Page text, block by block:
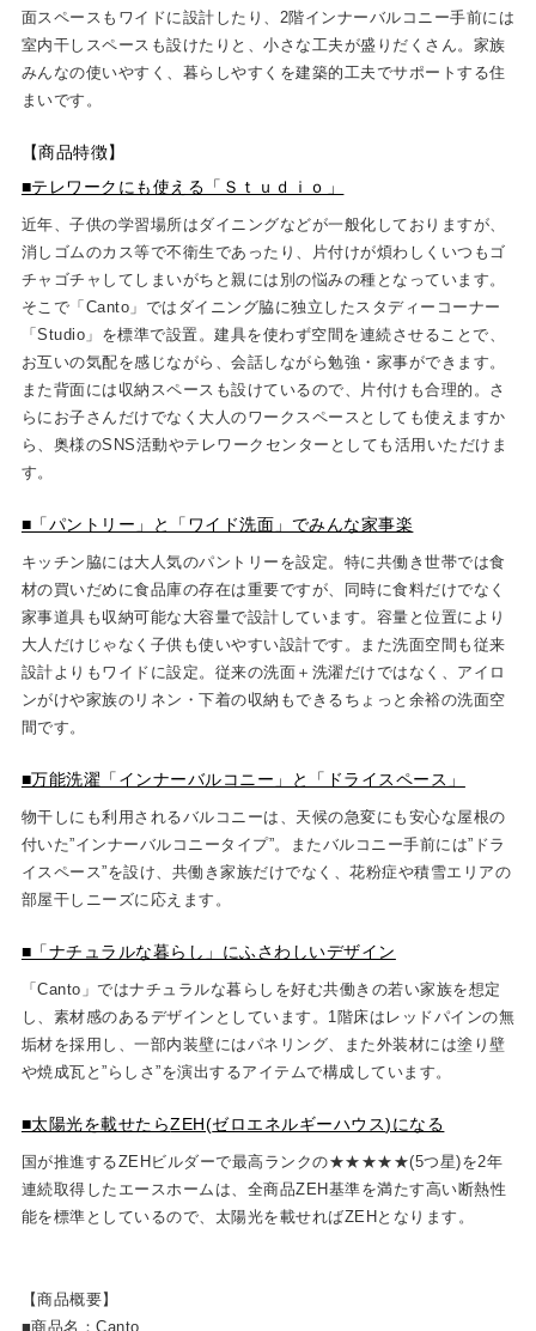
面スペースもワイドに設計したり、2階インナーバルコニー手前には
室内干しスペースも設けたりと、小さな工夫が盛りだくさん。家族
みんなの使いやすく、暮らしやすくを建築的工夫でサポートする住
まいです。
【商品特徴】
■テレワークにも使える「Ｓｔｕｄｉｏ」
近年、子供の学習場所はダイニングなどが一般化しておりますが、
消しゴムのカス等で不衛生であったり、片付けが煩わしくいつもゴ
チャゴチャしてしまいがちと親には別の悩みの種となっています。
そこで「Canto」ではダイニング脇に独立したスタディーコーナー
「Studio」を標準で設置。建具を使わず空間を連続させることで、
お互いの気配を感じながら、会話しながら勉強・家事ができます。
また背面には収納スペースも設けているので、片付けも合理的。さ
らにお子さんだけでなく大人のワークスペースとしても使えますか
ら、奥様のSNS活動やテレワークセンターとしても活用いただけま
す。
■「パントリー」と「ワイド洗面」でみんな家事楽
キッチン脇には大人気のパントリーを設定。特に共働き世帯では食
材の買いだめに食品庫の存在は重要ですが、同時に食料だけでなく
家事道具も収納可能な大容量で設計しています。容量と位置により
大人だけじゃなく子供も使いやすい設計です。また洗面空間も従来
設計よりもワイドに設定。従来の洗面＋洗濯だけではなく、アイロ
ンがけや家族のリネン・下着の収納もできるちょっと余裕の洗面空
間です。
■万能洗濯「インナーバルコニー」と「ドライスペース」
物干しにも利用されるバルコニーは、天候の急変にも安心な屋根の
付いた”インナーバルコニータイプ”。またバルコニー手前には”ドラ
イスペース”を設け、共働き家族だけでなく、花粉症や積雪エリアの
部屋干しニーズに応えます。
■「ナチュラルな暮らし」にふさわしいデザイン
「Canto」ではナチュラルな暮らしを好む共働きの若い家族を想定
し、素材感のあるデザインとしています。1階床はレッドパインの無
垢材を採用し、一部内装壁にはパネリング、また外装材には塗り壁
や焼成瓦と”らしさ”を演出するアイテムで構成しています。
■太陽光を載せたらZEH(ゼロエネルギーハウス)になる
国が推進するZEHビルダーで最高ランクの★★★★★(5つ星)を2年
連続取得したエースホームは、全商品ZEH基準を満たす高い断熱性
能を標準としているので、太陽光を載せればZEHとなります。
【商品概要】
■商品名：Canto